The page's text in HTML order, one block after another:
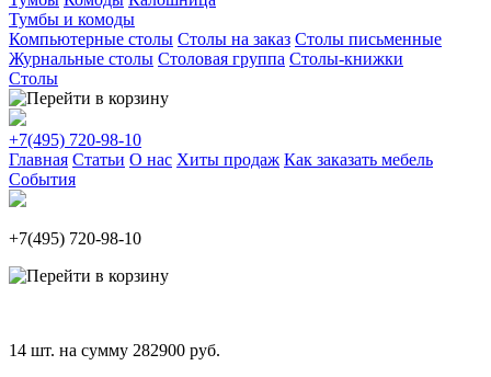
Тумбы и комоды
Компьютерные столы Столы на заказ Столы письменные
Журнальные столы Столовая группа Столы-книжки
Столы
+7(495) 720-98-10
Главная Статьи О нас Хиты продаж Как заказать мебель
События
+7(495) 720-98-10
14 шт. на сумму 282900 руб.